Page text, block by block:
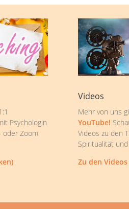
Psychologin
oder Zoom
Videos
Mehr von uns
YouTube!
Videos zu den
Spiritualität
Zu den